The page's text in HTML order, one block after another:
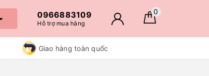
0966883109
Hỗ trợ mua hàng
0
Giao hàng toàn quốc